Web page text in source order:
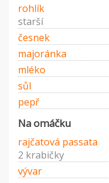
rohlík
starší
česnek
majoránka
mléko
sůl
pepř
Na omáčku
rajčatová passata
2 krabičky
vývar